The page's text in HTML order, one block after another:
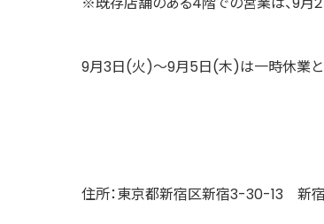
9月3日(火)～9月5日(木)は一時休業と
住所：東京都新宿区新宿3-30-13 新